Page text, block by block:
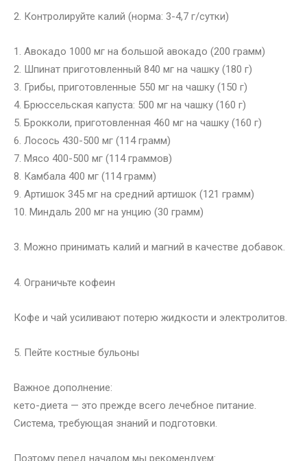
2. Контролируйте калий (норма: 3-4,7 г/сутки)
1. Авокадо 1000 мг на большой авокадо (200 грамм)
2. Шпинат приготовленный 840 мг на чашку (180 г)
3. Грибы, приготовленные 550 мг на чашку (150 г)
4. Брюссельская капуста: 500 мг на чашку (160 г)
5. Брокколи, приготовленная 460 мг на чашку (160 г)
6. Лосось 430-500 мг (114 грамм)
7. Мясо 400-500 мг (114 граммов)
8. Камбала 400 мг (114 грамм)
9. Артишок 345 мг на средний артишок (121 грамм)
10. Миндаль 200 мг на унцию (30 грамм)
3. Можно принимать калий и магний в качестве добавок.
4. Ограничьте кофеин
Кофе и чай усиливают потерю жидкости и электролитов.
5. Пейте костные бульоны
Важное дополнение:
кето-диета — это прежде всего лечебное питание.
Система, требующая знаний и подготовки.
Поэтому перед началом мы рекомендуем: